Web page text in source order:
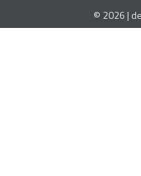
© 2026 |